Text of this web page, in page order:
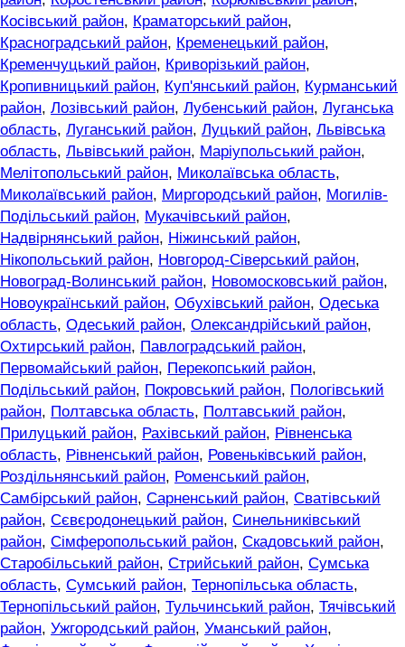
Косівський район, Краматорський район,
Красноградський район, Кременецький район,
Кременчуцький район, Криворізький район,
Кропивницький район, Куп'янський район, Курманський
район, Лозівський район, Лубенський район, Луганська
область, Луганський район, Луцький район, Львівська
область, Львівський район, Маріупольський район,
Мелітопольський район, Миколаївська область,
Миколаївський район, Миргородський район, Могилів-
Подільський район, Мукачівський район,
Надвірнянський район, Ніжинський район,
Нікопольський район, Новгород-Сіверський район,
Новоград-Волинський район, Новомосковський район,
Новоукраїнський район, Обухівський район, Одеська
область, Одеський район, Олександрійський район,
Охтирський район, Павлоградський район,
Первомайський район, Перекопський район,
Подільський район, Покровський район, Пологівський
район, Полтавська область, Полтавський район,
Прилуцький район, Рахівський район, Рівненська
область, Рівненський район, Ровеньківський район,
Роздільнянський район, Роменський район,
Самбірський район, Сарненський район, Сватівський
район, Сєвєродонецький район, Синельниківський
район, Сімферопольський район, Скадовський район,
Старобільський район, Стрийський район, Сумська
область, Сумський район, Тернопільська область,
Тернопільський район, Тульчинський район, Тячівський
район, Ужгородський район, Уманський район,